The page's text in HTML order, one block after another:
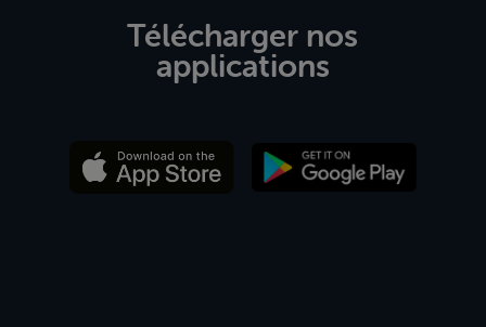
Télécharger nos
applications